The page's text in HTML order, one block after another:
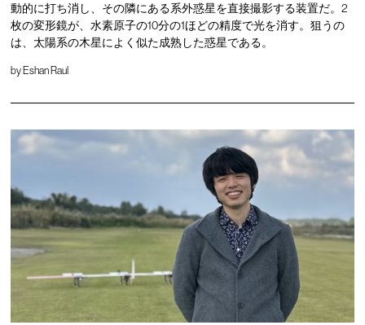
動的に打ち消し、その隣にある系外惑星を直接撮影する装置だ。2
枚の変形鏡が、水素原子の10分の1ほどの精度で光を消す。狙うの
は、太陽系の木星によく似た成熟した惑星である。
by Eshan Raul